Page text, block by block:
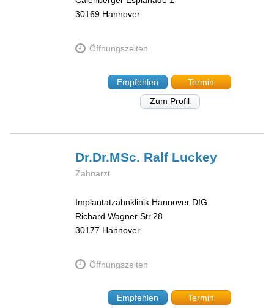
30169 Hannover
Öffnungszeiten
Empfehlen
Termin
Zum Profil
Dr.Dr.MSc. Ralf Luckey
Zahnarzt
Implantatzahnklinik Hannover DIG
Richard Wagner Str.28
30177 Hannover
Öffnungszeiten
Empfehlen
Termin